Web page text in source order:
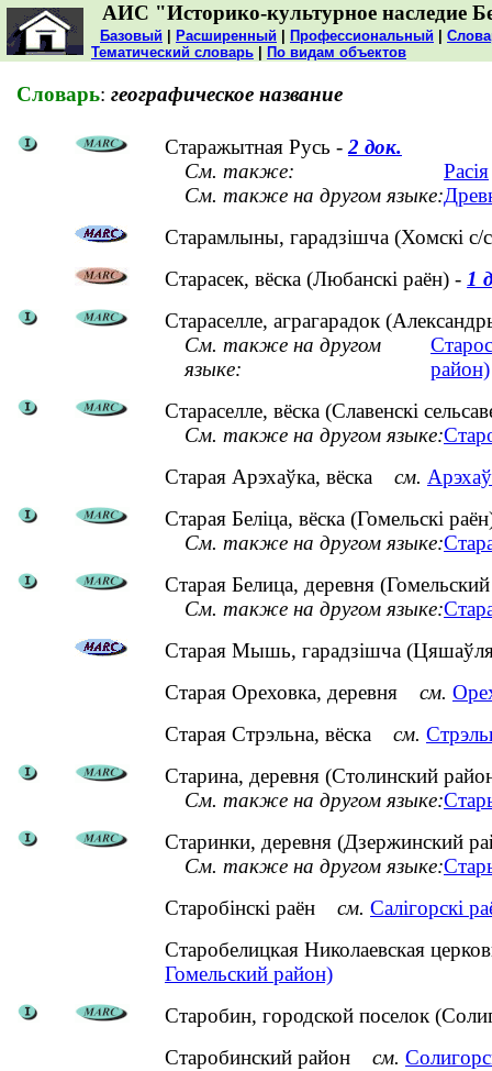
АИС "Историко-культурное наследие
Базовый Расширенный Профессиональный
Тематический словарь
По видам объектов
Словарь: географическое название
Старажытная Русь -2 док.
См. также:
Расія
См. также на другом языке:
Старамлыны, гарадзішча (Хомскі с/
Старасек, вёска (Любанскі раён) - 1
Стараселле, аграгарадок
См. также на другом
языке:
район)
Стараселле, вёска (Славенскі
См. также на другом языке:
Старая Арэхаўка, вёска см.
Старая Беліца, вёска (Гомельскі
См. также на другом языке:
Старая Белица, деревня
См. также на другом языке:
Старая Мышь, гарадзішча
Старая Ореховка, деревня см.
Старая Стрэльна, вёска см.
Старина, деревня (Столинский
См. также на другом языке:
Старинки, деревня (Дзержинский
См. также на другом языке:
Старобінскі раён см. Салігорскі
Старобелицкая Николаевская
Гомельский район)
Старобин, городской поселок
Старобинский район см.